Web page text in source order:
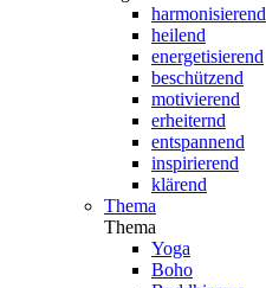
harmonisierend
heilend
energetisierend
beschützend
motivierend
erheiternd
entspannend
inspirierend
klärend
Thema
Thema
Yoga
Boho